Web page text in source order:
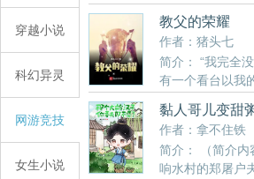
穿越小说
科幻异灵
网游竞技
女生小说
匹克点数”来购买。 但只有
在国际赛事上获得出色成绩，
匹克点数”来升级天赋！ “新
线！” “任务要求：请帮助
杯！” “失败惩罚：2002
#### “新任务：挑战梦之
使梦一队喊出暂停！” “失败
前无法漏气！” 腾盛：“种花
又是什么东西？这些也要和谐
教父的荣耀
作者：猪头七
简介： “我完全
有一个看台以我
瞒着我，但这事令我深感骄傲
人魅力。方觉：不不不，我并
平无奇的教练罢了。
黏人哥儿变甜
屠户宠不够
作者：拿不住铁
简介： （简介内
响水村的郑屠户